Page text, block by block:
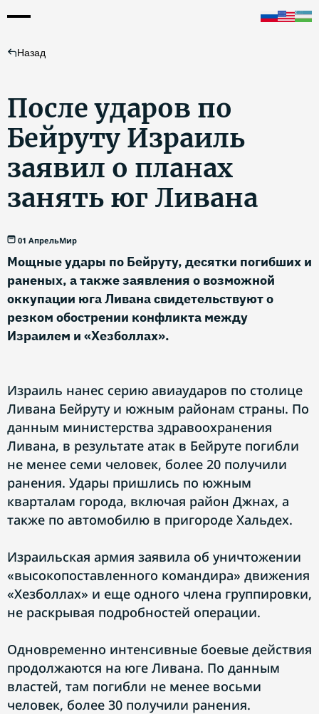
Назад
После ударов по
Бейруту Израиль
заявил о планах
занять юг Ливана
01 АпрельМир
Мощные удары по Бейруту, десятки погибших и
раненых, а также заявления о возможной
оккупации юга Ливана свидетельствуют о
резком обострении конфликта между
Израилем и «Хезболлах».
Израиль нанес серию авиаударов по столице
Ливана Бейруту и южным районам страны. По
данным министерства здравоохранения
Ливана, в результате атак в Бейруте погибли
не менее семи человек, более 20 получили
ранения. Удары пришлись по южным
кварталам города, включая район Джнах, а
также по автомобилю в пригороде Хальдех.
Израильская армия заявила об уничтожении
«высокопоставленного командира» движения
«Хезболлах» и еще одного члена группировки,
не раскрывая подробностей операции.
Одновременно интенсивные боевые действия
продолжаются на юге Ливана. По данным
властей, там погибли не менее восьми
человек, более 30 получили ранения.